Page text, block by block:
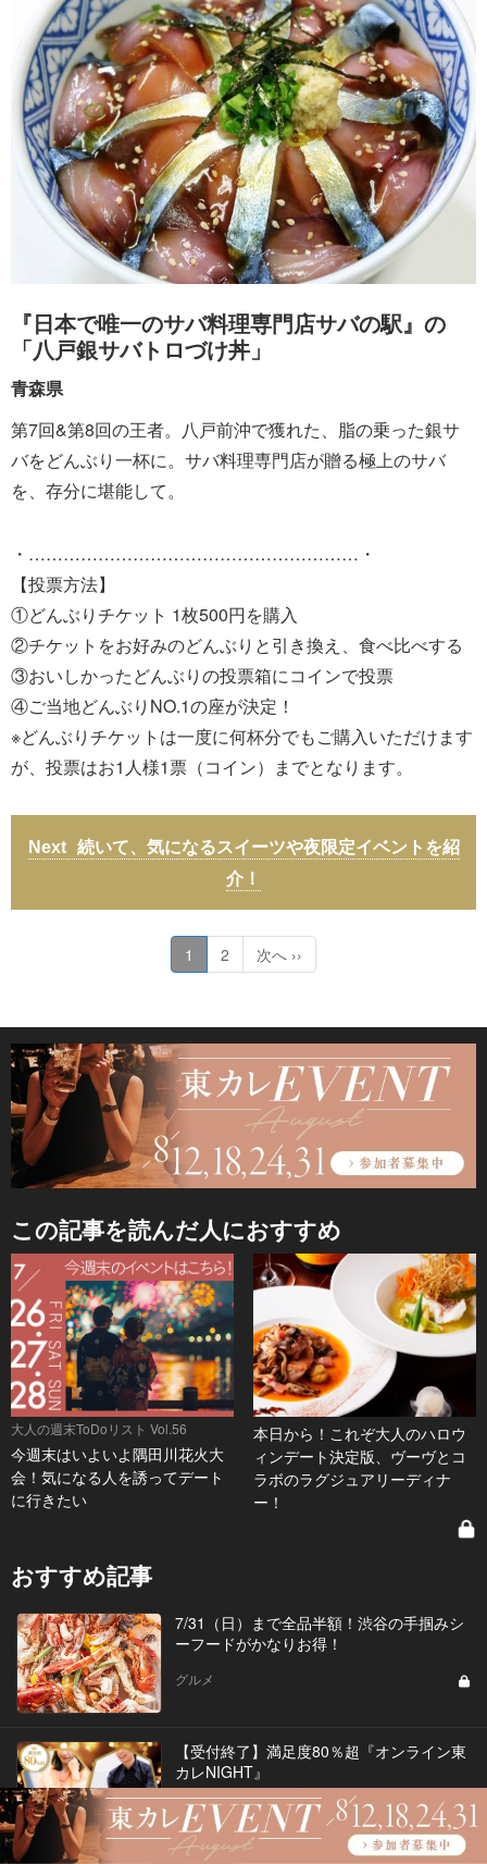
『日本で唯一のサバ料理専門店サバの駅』の
「八戸銀サバトロづけ丼」
青森県
第7回&第8回の王者。八戸前沖で獲れた、脂の乗った銀サ
バをどんぶり一杯に。サバ料理専門店が贈る極上のサバ
を、存分に堪能して。
・…………………………………………………・
【投票方法】
①どんぶりチケット 1枚500円を購入
②チケットをお好みのどんぶりと引き換え、食べ比べする
③おいしかったどんぶりの投票箱にコインで投票
④ご当地どんぶりNO.1の座が決定！
※どんぶりチケットは一度に何杯分でもご購入いただけます
が、投票はお1人様1票（コイン）までとなります。
続いて、気になるスイーツや夜限定イベントを紹
介！
1 2 次へ ››
この記事を読んだ人におすすめ
大人の週末ToDoリスト Vol.56
今週末はいよいよ隅田川花火大
会！気になる人を誘ってデート
に行きたい
本日から！これぞ大人のハロウ
ィンデート決定版、ヴーヴとコ
ラボのラグジュアリーディナ
ー！
おすすめ記事
7/31（日）まで全品半額！渋谷の手掴みシ
ーフードがかなりお得！
グルメ
Vol.50
オンライン東カレNIGHT イベント募集
【受付終了】満足度80％超『オンライン東
カレNIGHT』
イベント